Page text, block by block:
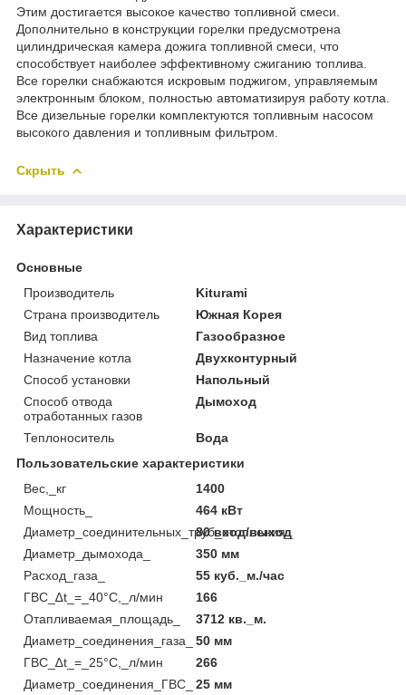
Этим достигается высокое качество топливной смеси.
Дополнительно в конструкции горелки предусмотрена
цилиндрическая камера дожига топливной смеси, что
способствует наиболее эффективному сжиганию топлива.
Все горелки снабжаются искровым поджигом, управляемым
электронным блоком, полностью автоматизируя работу котла.
Все дизельные горелки комплектуются топливным насосом
высокого давления и топливным фильтром.
Скрыть
Характеристики
Основные
Производитель
Kiturami
Страна производитель
Южная Корея
Вид топлива
Газообразное
Назначение котла
Двухконтурный
Способ установки
Напольный
Способ отвода
отработанных газов
Дымоход
Теплоноситель
Вода
Пользовательские характеристики
Вес,_кг
1400
Мощность_
464 кВт
Диаметр_соединительных_труб_отопления_
80 вход/выход
Диаметр_дымохода_
350 мм
Расход_газа_
55 куб._м./час
ГВС_∆t_=_40°С,_л/мин
166
Отапливаемая_площадь_
3712 кв._м.
Диаметр_соединения_газа_
50 мм
ГВС_∆t_=_25°С,_л/мин
266
Диаметр_соединения_ГВС_
25 мм